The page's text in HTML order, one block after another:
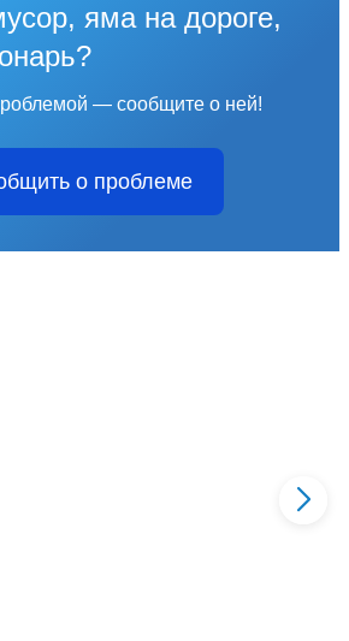
яма на дороге,
— сообщите о ней!
о проблеме